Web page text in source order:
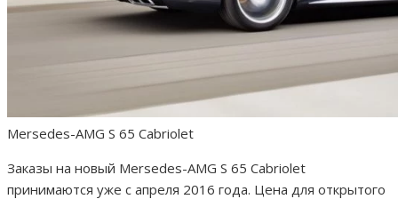
Mersedes-AMG S 65 Cabriolet
Заказы на новый Mersedes-AMG S 65 Cabriolet
принимаются уже с апреля 2016 года. Цена для открытого